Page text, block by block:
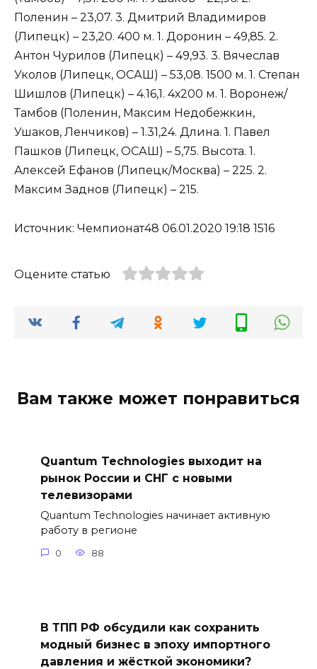
Поленин – 23,07. 3. Дмитрий Владимиров
(Липецк) – 23,20. 400 м. 1. Доронин – 49,85. 2.
Антон Чурилов (Липецк) – 49,93. 3. Вячеслав
Уколов (Липецк, ОСАШ) – 53,08. 1500 м. 1. Степан
Шишлов (Липецк) – 4.16,1. 4х200 м. 1. Воронеж/
Тамбов (Поленин, Максим Недобежкин,
Ушаков, Ленчиков) – 1.31,24. Длина. 1. Павел
Пашков (Липецк, ОСАШ) – 5,75. Высота. 1.
Алексей Ефанов (Липецк/Москва) – 225. 2.
Максим Заднов (Липецк) – 215.
Источник: Чемпионат48 06.01.2020 19:18 1516
Оцените статью
Вам также может понравиться
Quantum Technologies выходит на
рынок России и СНГ с новыми
телевизорами
Quantum Technologies начинает активную
работу в регионе
0 88
В ТПП РФ обсудили как сохранить
модный бизнес в эпоху импортного
давления и жёсткой экономики?